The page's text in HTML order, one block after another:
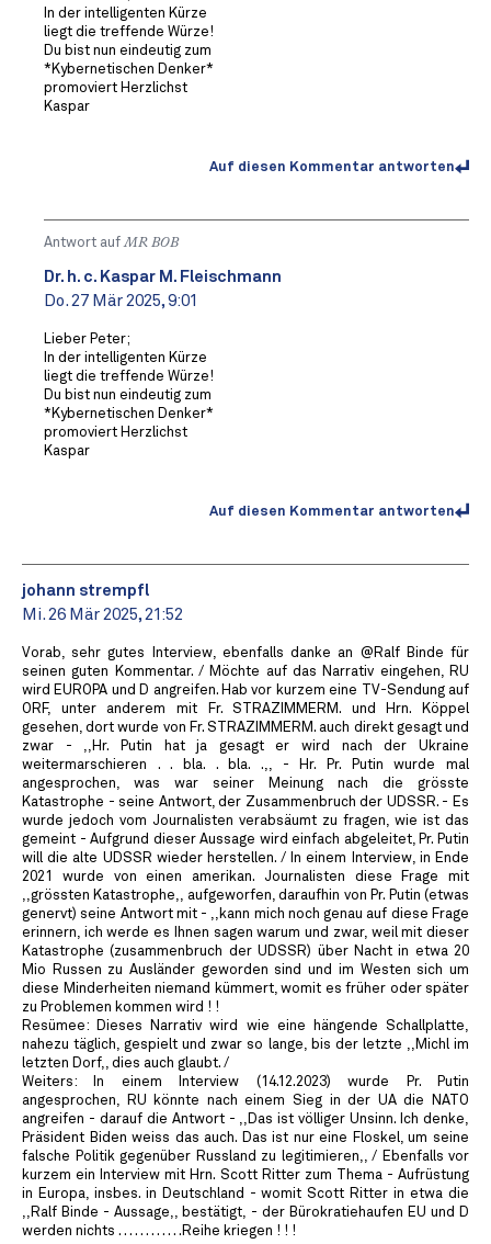
In der intelligenten Kürze
liegt die treffende Würze!
Du bist nun eindeutig zum
*Kybernetischen Denker*
promoviert ️Herzlichst
Kaspar
Auf diesen Kommentar antworten
Antwort aufMR BOB ️
Dr. h. c. Kaspar M. Fleischmann
Do. 27 Mär 2025, 9:01
Lieber Peter;
In der intelligenten Kürze
liegt die treffende Würze!
Du bist nun eindeutig zum
*Kybernetischen Denker*
promoviert ️Herzlichst
Kaspar
Auf diesen Kommentar antworten
johann strempfl
Mi. 26 Mär 2025, 21:52
Vorab, sehr gutes Interview, ebenfalls danke an @Ralf Binde für
seinen guten Kommentar. / Möchte auf das Narrativ eingehen, RU
wird EUROPA und D angreifen. Hab vor kurzem eine TV-Sendung auf
ORF, unter anderem mit Fr. STRAZIMMERM. und Hrn. Köppel
gesehen, dort wurde von Fr. STRAZIMMERM. auch direkt gesagt und
zwar - ,,Hr. Putin hat ja gesagt er wird nach der Ukraine
weitermarschieren . . bla. . bla. .,, - Hr. Pr. Putin wurde mal
angesprochen, was war seiner Meinung nach die grösste
Katastrophe - seine Antwort, der Zusammenbruch der UDSSR. - Es
wurde jedoch vom Journalisten verabsäumt zu fragen, wie ist das
gemeint - Aufgrund dieser Aussage wird einfach abgeleitet, Pr. Putin
will die alte UDSSR wieder herstellen. / In einem Interview, in Ende
2021 wurde von einen amerikan. Journalisten diese Frage mit
,,grössten Katastrophe,, aufgeworfen, daraufhin von Pr. Putin (etwas
genervt) seine Antwort mit - ,,kann mich noch genau auf diese Frage
erinnern, ich werde es Ihnen sagen warum und zwar, weil mit dieser
Katastrophe (zusammenbruch der UDSSR) über Nacht in etwa 20
Mio Russen zu Ausländer geworden sind und im Westen sich um
diese Minderheiten niemand kümmert, womit es früher oder später
zu Problemen kommen wird ! !
Resümee: Dieses Narrativ wird wie eine hängende Schallplatte,
nahezu täglich, gespielt und zwar so lange, bis der letzte ,,Michl im
letzten Dorf,, dies auch glaubt. /
Weiters: In einem Interview (14.12.2023) wurde Pr. Putin
angesprochen, RU könnte nach einem Sieg in der UA die NATO
angreifen - darauf die Antwort - ,,Das ist völliger Unsinn. Ich denke,
Präsident Biden weiss das auch. Das ist nur eine Floskel, um seine
falsche Politik gegenüber Russland zu legitimieren,, / Ebenfalls vor
kurzem ein Interview mit Hrn. Scott Ritter zum Thema - Aufrüstung
in Europa, insbes. in Deutschland - womit Scott Ritter in etwa die
,,Ralf Binde - Aussage,, bestätigt, - der Bürokratiehaufen EU und D
werden nichts . . . . . . . . . . . .Reihe kriegen ! ! !